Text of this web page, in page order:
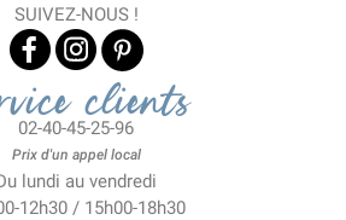
SUIVEZ-NOUS !
clients
02-40-45-25-96
Prix d'un appel local
lundi au vendredi
12h30 / 15h00-18h30